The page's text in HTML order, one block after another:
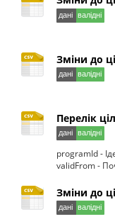
Зміни до
Перелік
programId -
validFrom -
Зміни до